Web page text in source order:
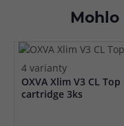
4 varianty
OXVA Xlim V3 CL
cartridge 3ks